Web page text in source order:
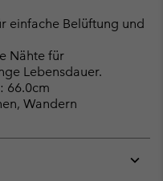
einfache Belüftung und
Nähte für
Lebensdauer.
66.0cm
Wandern